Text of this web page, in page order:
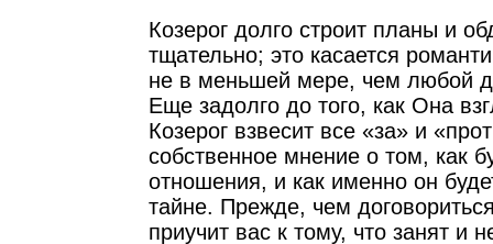
Козерог долго строит планы и
тщательно; это касается
не в меньшей мере, чем любой
Еще задолго до того, как Она
Козерог взвесит все «за» и
собственное мнение о том, как
отношения, и как именно он
тайне. Прежде, чем
приучит вас к тому, что занят и